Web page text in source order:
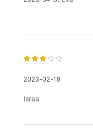
2023-02-18
Israa